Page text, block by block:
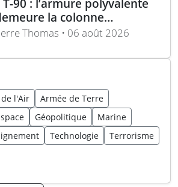
la colonne
blindée russe
Thomas • 06 août 2026
l'Air
Armée de Terre
Géopolitique
Marine
Technologie
Terrorisme